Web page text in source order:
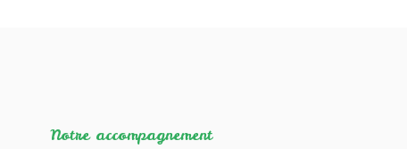
Notre accompagnement